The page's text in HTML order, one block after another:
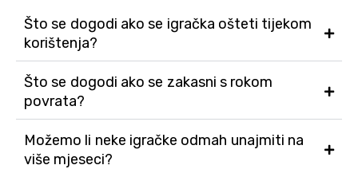
Što se dogodi ako se igračka ošteti tijekom
korištenja?
Što se dogodi ako se zakasni s rokom
povrata?
Možemo li neke igračke odmah unajmiti na
više mjeseci?